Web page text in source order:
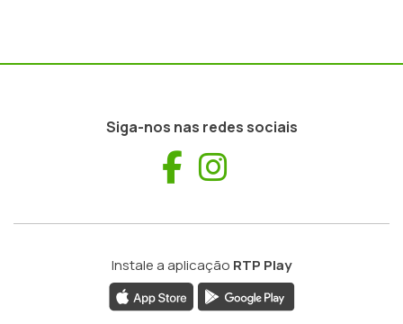
Siga-nos nas redes sociais
Facebook
Instale a aplicação RTP Play